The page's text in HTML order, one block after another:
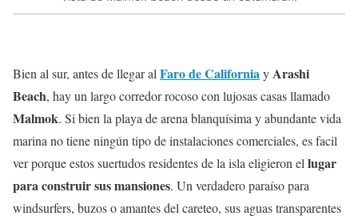
Bien al sur, antes de llegar al Faro de CaliforniayArashi
Beach, hay un largo corredor rocoso con lujosas casas llamado
Malmok. Si bien la playa de arena blanquísima y abundante vida
marina no tiene ningún tipo de instalaciones comerciales, es facil
ver porque estos suertudos residentes de la isla eligieron el lugar
para construir sus mansiones. Un verdadero paraíso para
windsurfers, buzos o amantes del careteo, sus aguas transparentes